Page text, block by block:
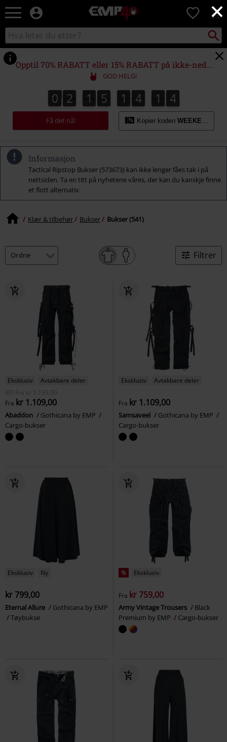
×
EMP
Musikk,
TV
og
gaming
merch
Alternativ
mote
0
Søk
i
katalogen
Søk
Opptil 70% RABATT eller 15% RABATT på ikke-nedsatte varer!*
GOD HELG!
0
0 2
2 1
1 5
5 1
1 4
4 1
2
1 2
3
2
4
3
Få det nå! Kopier koden WEEKEND
Informasjon
Tactical Ripstop Bukser (573673) kan ikke lenger fåes tak i på
nettsiden. Ta en titt på nyhetene våres, der kan du kanskje finne
et flott alternativ.
Klær & tilbehør Bukser Bukser (541)
Filtrer
Eksklusiv
Avtakbare deler
KPI
Fra kr 1.199,00
Fra kr 1.109,00
Abaddon
Gothicana by EMP
Cargo-bukser
Eksklusiv Avtakbare deler
Fra kr 1.109,00
Samsaveel
Gothicana by EMP
Cargo-bukser
Eksklusiv Ny
kr 799,00
Eternal Allure
Gothicana by EMP
Tøybukse
% Eksklusiv
Fra kr 759,00
Army Vintage Trousers
Black
Premium by EMP
Cargo-bukser